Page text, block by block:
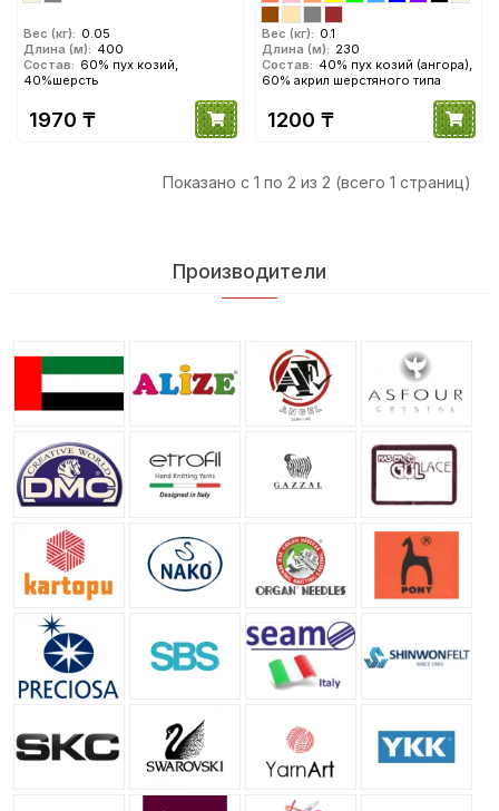
Вес (кг): 0.05
Длина (м): 400
Состав: 60% пух козий,
40%шерсть
1970 ₸
Вес (кг): 0.1
Длина (м): 230
Состав: 40% пух козий (ангора),
60% акрил шерстяного типа
1200 ₸
Показано с 1 по 2 из 2 (всего 1 страниц)
Производители